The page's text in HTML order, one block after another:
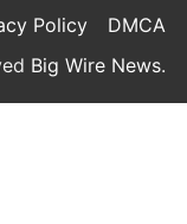
Policy
DMCA
Big Wire News.